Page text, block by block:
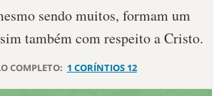
sendo muitos, formam um
também com respeito a Cristo.
COMPLETO: 1 CORÍNTIOS 12